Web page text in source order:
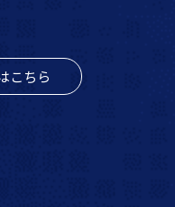
こちら